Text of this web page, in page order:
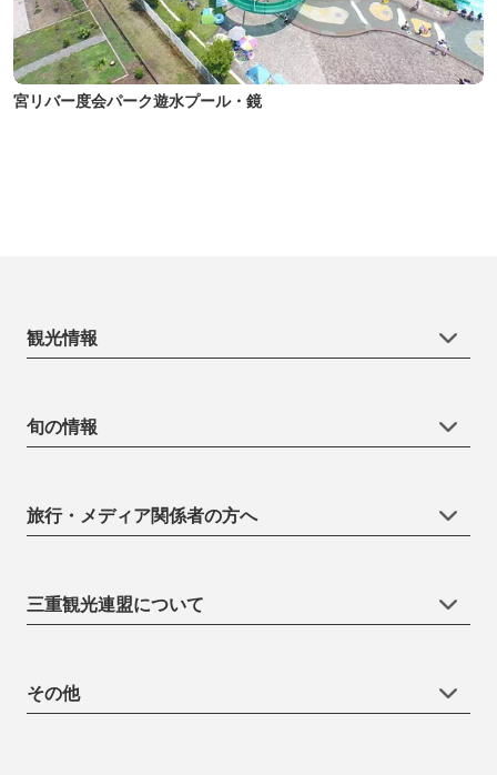
宮リバー度会パーク遊水プール・鏡
観光情報
旬の情報
旅行・メディア関係者の方へ
三重観光連盟について
その他